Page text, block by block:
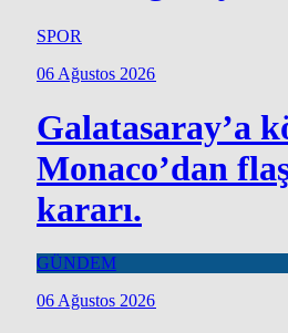
SPOR
06 Ağustos 2026
Galatasaray’a
Monaco’dan
kararı.
GÜNDEM
06 Ağustos 2026